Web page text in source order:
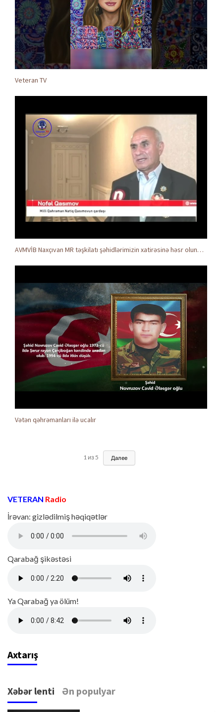
Veteran TV
AVMVİB Naxçıvan MR təşkilatı şəhidlərimizin xatirəsinə həsr olunmuş tədbir keçirdi
Vətən qəhrəmanları ilə ucalır
1 из 5 Далее
VETERAN Radio
İrəvan: gizlədilmiş həqiqətlər
Qarabağ şikəstəsi
Ya Qarabağ ya ölüm!
Axtarış
Xəbər lenti Ən populyar